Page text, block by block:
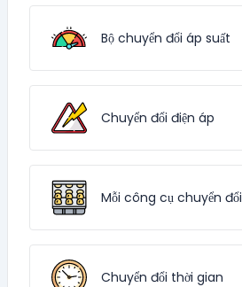
Bộ chuyển đổi áp suất
Chuyển đổi điện áp
Mỗi công cụ chuyển đổi
Chuyển đổi thời gian